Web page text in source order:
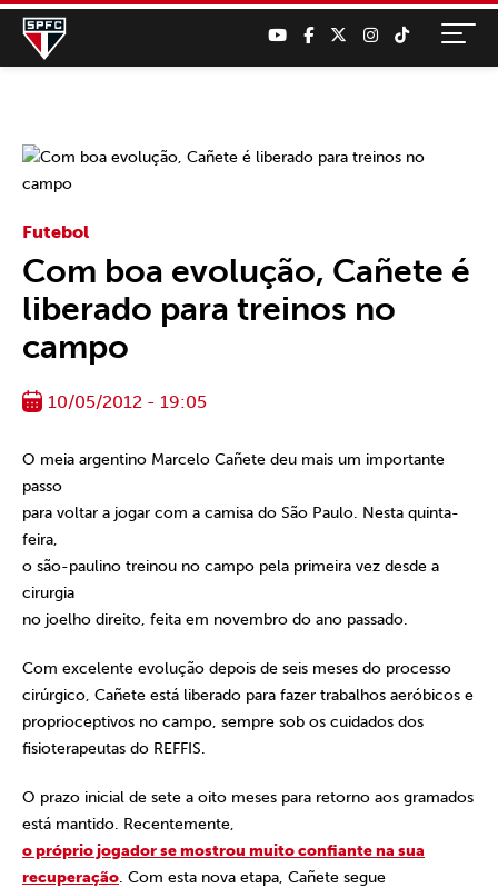
Futebol
Com boa evolução, Cañete é
liberado para treinos no
campo
10/05/2012 - 19:05
O meia argentino Marcelo Cañete deu mais um importante
passo
para voltar a jogar com a camisa do São Paulo. Nesta quinta-
feira,
o são-paulino treinou no campo pela primeira vez desde a
cirurgia
no joelho direito, feita em novembro do ano passado.
Com excelente evolução depois de seis meses do processo
cirúrgico, Cañete está liberado para fazer trabalhos aeróbicos e
proprioceptivos no campo, sempre sob os cuidados dos
fisioterapeutas do REFFIS.
O prazo inicial de sete a oito meses para retorno aos gramados
está mantido. Recentemente,
o próprio jogador se mostrou muito confiante na sua
recuperação. Com esta nova etapa, Cañete segue